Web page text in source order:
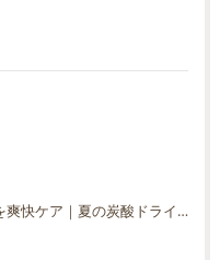
頭皮のべたつきを爽快ケア｜夏の炭酸ドライヘッドスパ完全ガイド